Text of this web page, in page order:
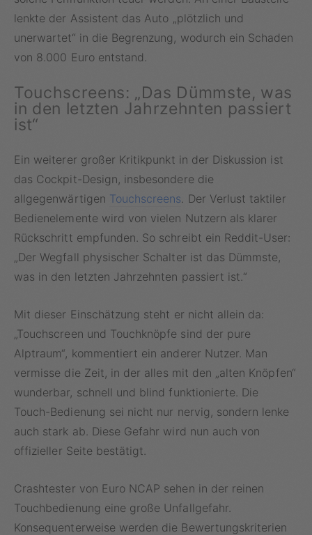
lenkte der Assistent das Auto „plötzlich und
unerwartet“ in die Begrenzung, wodurch ein Schaden
von 8.000 Euro entstand.
Touchscreens: „Das Dümmste, was
in den letzten Jahrzehnten passiert
ist“
Ein weiterer großer Kritikpunkt in der Diskussion ist
das Cockpit-Design, insbesondere die
allgegenwärtigen Touchscreens . Der Verlust taktiler
Bedienelemente wird von vielen Nutzern als klarer
Rückschritt empfunden. So schreibt ein Reddit-User:
„Der Wegfall physischer Schalter ist das Dümmste,
was in den letzten Jahrzehnten passiert ist.“
Mit dieser Einschätzung steht er nicht allein da:
„Touchscreen und Touchknöpfe sind der pure
Alptraum“, kommentiert ein anderer Nutzer. Man
vermisse die Zeit, in der alles mit den „alten Knöpfen“
wunderbar, schnell und blind funktionierte. Die
Touch-Bedienung sei nicht nur nervig, sondern lenke
auch stark ab. Diese Gefahr wird nun auch von
offizieller Seite bestätigt.
Crashtester von Euro NCAP sehen in der reinen
Touchbedienung eine große Unfallgefahr.
Konsequenterweise werden die Bewertungskriterien